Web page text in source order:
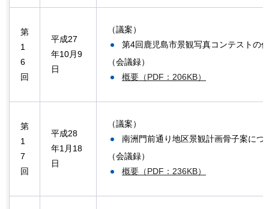
第
1
6
回
平成27
年10月9
日
（議案）
第4回鹿児島市景観写真コンテストの
（会議録）
概要（PDF：206KB）
第
1
7
回
平成28
年1月18
日
（議案）
南洲門前通り地区景観計画骨子案につ
（会議録）
概要（PDF：236KB）